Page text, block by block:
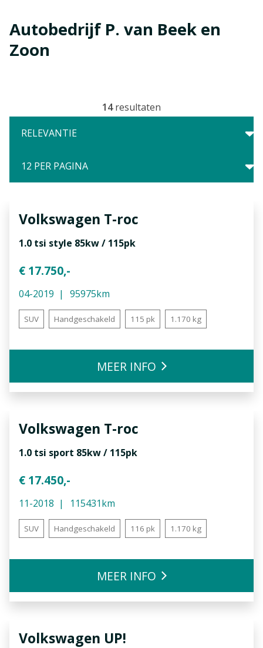
Autobedrijf P. van Beek en
Zoon
14resultaten
Volkswagen T-roc
1.0 tsi style 85kw / 115pk
€ 17.750,-
04-2019 95975km
SUV Handgeschakeld 115 pk 1.170 kg
MEER INFO
Volkswagen T-roc
1.0 tsi sport 85kw / 115pk
€ 17.450,-
11-2018 115431km
SUV Handgeschakeld 116 pk 1.170 kg
MEER INFO
Volkswagen UP!